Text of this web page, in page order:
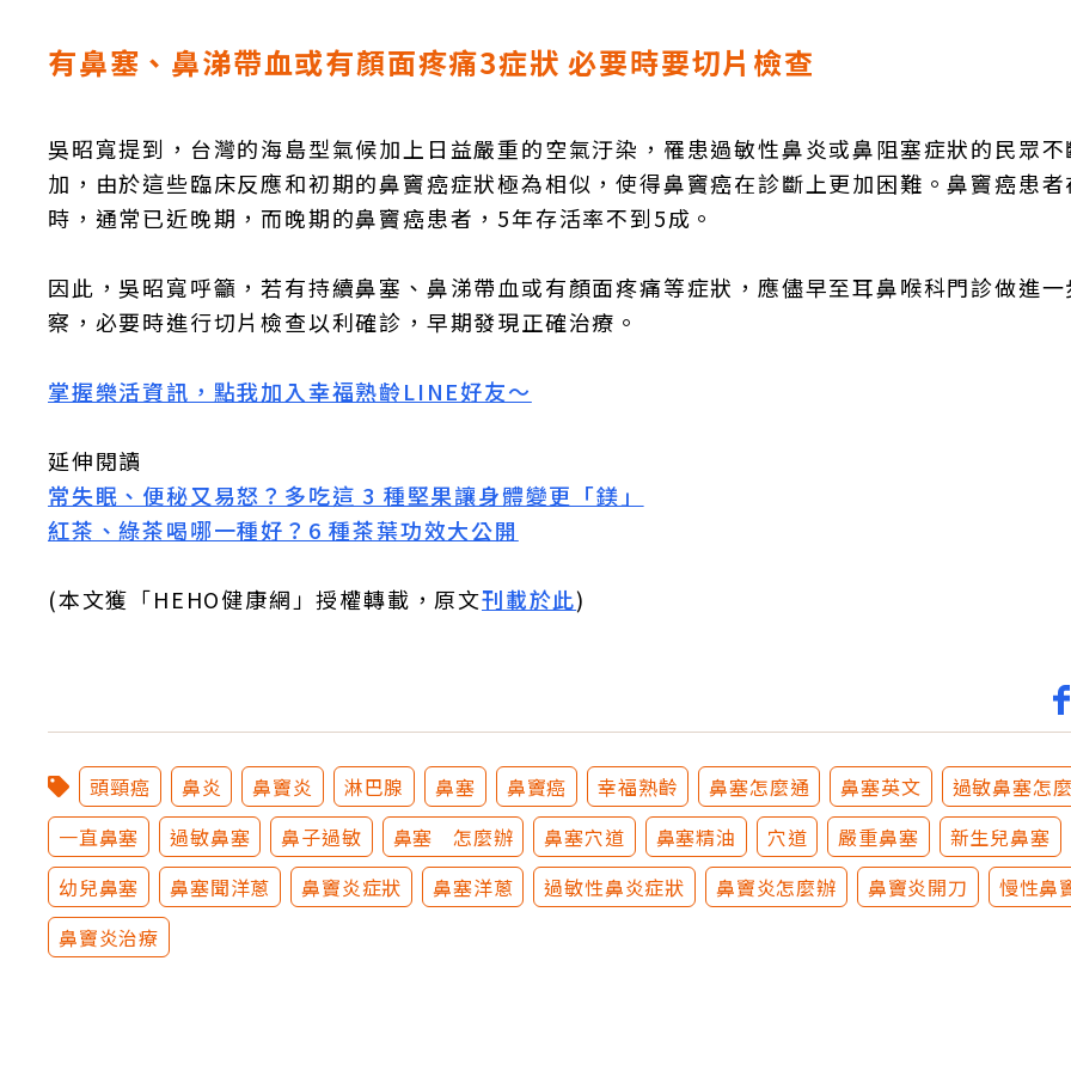
有鼻塞、鼻涕帶血或有顏面疼痛3症狀 必要時要切片檢查
吳昭寬提到，台灣的海島型氣候加上日益嚴重的空氣汙染，罹患過敏性鼻炎或鼻阻塞症狀的民眾不
加，由於這些臨床反應和初期的鼻竇癌症狀極為相似，使得鼻竇癌在診斷上更加困難。鼻竇癌患者
時，通常已近晚期，而晚期的鼻竇癌患者，5年存活率不到5成。
因此，吳昭寬呼籲，若有持續鼻塞、鼻涕帶血或有顏面疼痛等症狀，應儘早至耳鼻喉科門診做進一
察，必要時進行切片檢查以利確診，早期發現正確治療。
掌握樂活資訊，點我加入幸福熟齡LINE好友～
延伸閱讀
常失眠、便秘又易怒？多吃這 3 種堅果讓身體變更「鎂」
紅茶、綠茶喝哪一種好？6 種茶葉功效大公開
(本文獲「HEHO健康網」授權轉載，原文刊載於此)
頭頸癌 鼻炎 鼻竇炎 淋巴腺 鼻塞 鼻竇癌 幸福熟齡 鼻塞怎麼通 鼻塞英文
過敏鼻塞怎
一直鼻塞
過敏鼻塞 鼻子過敏 鼻塞 怎麼辦 鼻塞穴道 鼻塞精油 穴道 嚴重鼻塞
新生兒鼻塞
幼兒鼻塞
鼻塞聞洋蔥 鼻竇炎症狀 鼻塞洋蔥 過敏性鼻炎症狀 鼻竇炎怎麼辦 鼻竇炎開刀
慢性鼻
鼻竇炎治療